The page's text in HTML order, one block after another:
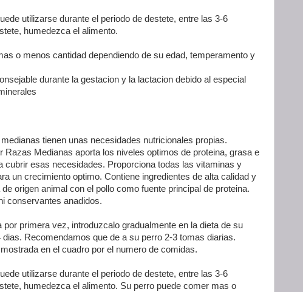
utilizarse durante el periodo de destete, entre las 3-6
humedezca el alimento.
o menos cantidad dependiendo de su edad, temperamento y
durante la gestacion y la lactacion debido al especial
tienen unas necesidades nutricionales propias.
Razas Medianas aporta los niveles optimos de proteina, grasa e
cubrir esas necesidades. Proporciona todas las vitaminas y
un crecimiento optimo. Contiene ingredientes de alta calidad y
origen animal con el pollo como fuente principal de proteina.
conservantes anadidos.
por primera vez, introduzcalo gradualmente en la dieta de su
dias. Recomendamos que de a su perro 2-3 tomas diarias.
en el cuadro por el numero de comidas.
utilizarse durante el periodo de destete, entre las 3-6
humedezca el alimento. Su perro puede comer mas o